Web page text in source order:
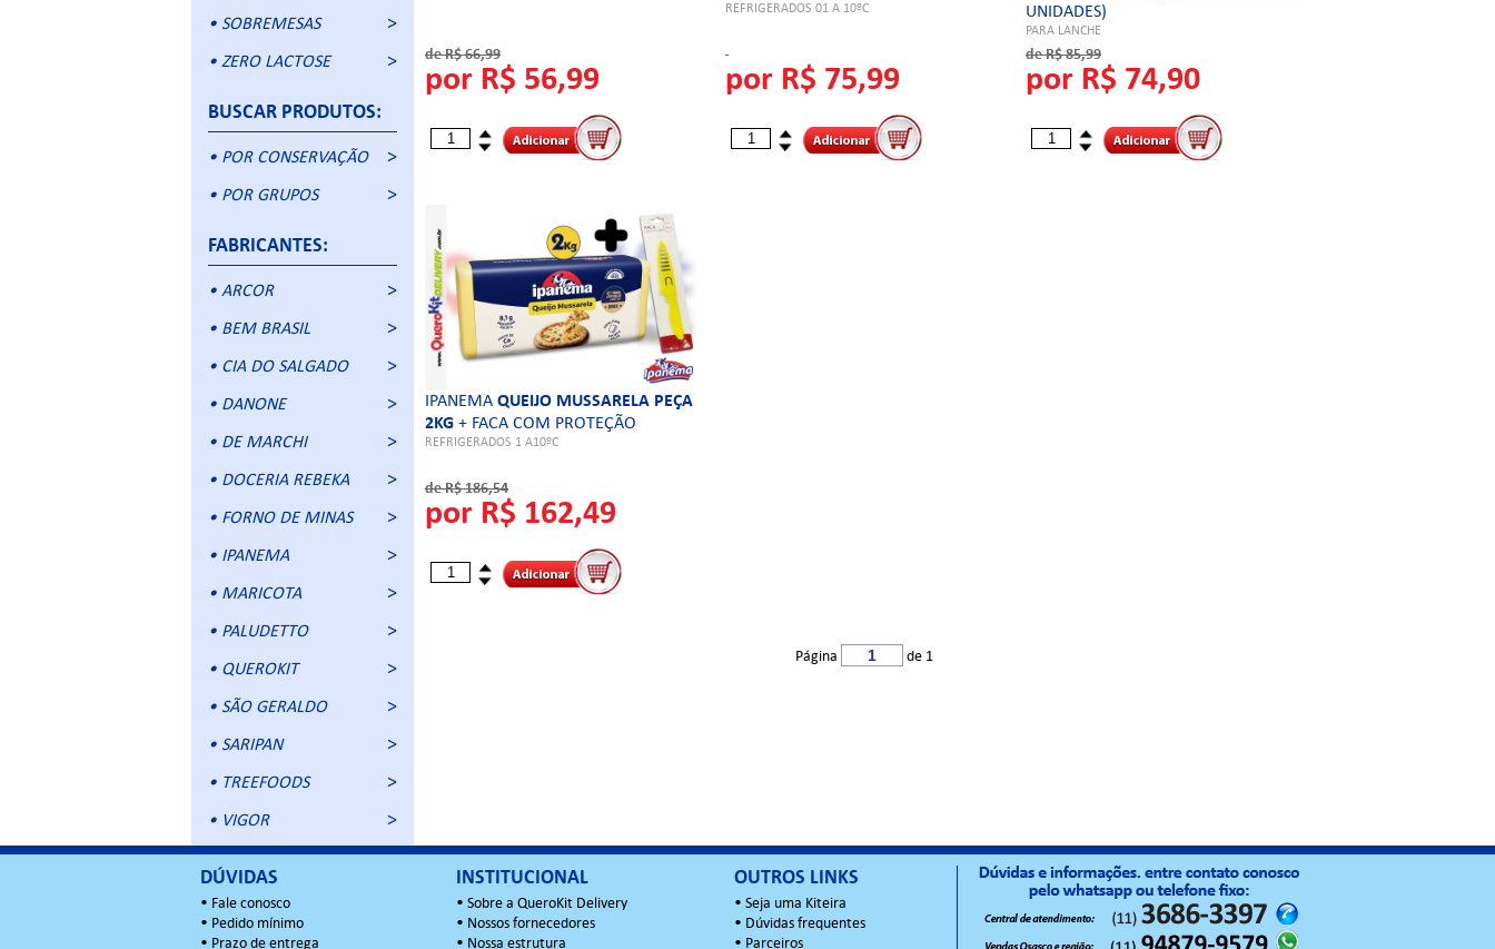
• SOBREMESAS
• ZERO LACTOSE
BUSCAR PRODUTOS:
• POR CONSERVAÇÃO
• POR GRUPOS
FABRICANTES:
• ARCOR
• BEM BRASIL
• CIA DO SALGADO
• DANONE
• DE MARCHI
• DOCERIA REBEKA
• FORNO DE MINAS
• IPANEMA
• MARICOTA
• PALUDETTO
• QUEROKIT
• SÃO GERALDO
• SARIPAN
• TREEFOODS
• VIGOR
de R$ 66,99
por R$ 56,99
REFRIGERADOS 01 A 10ºC
por R$ 75,99
UNIDADES)
PARA LANCHE
de R$ 85,99
por R$ 74,90
IPANEMA QUEIJO MUSSARELA PEÇA
2KG + FACA COM PROTEÇÃO
REFRIGERADOS 1 A10ºC
de R$ 186,54
por R$ 162,49
Página de 1
DÚVIDAS
• Fale conosco
• Pedido mínimo
• Prazo de entrega
INSTITUCIONAL
• Sobre a QueroKit Delivery
• Nossos fornecedores
• Nossa estrutura
OUTROS LINKS
• Seja uma Kiteira
• Dúvidas frequentes
• Parceiros